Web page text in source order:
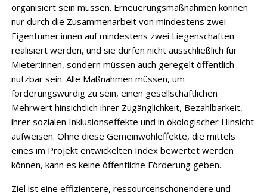
organisiert sein müssen. Erneuerungsmaßnahmen können
nur durch die Zusammenarbeit von mindestens zwei
Eigentümer:innen auf mindestens zwei Liegenschaften
realisiert werden, und sie dürfen nicht ausschließlich für
Mieter:innen, sondern müssen auch geregelt öffentlich
nutzbar sein. Alle Maßnahmen müssen, um
förderungswürdig zu sein, einen gesellschaftlichen
Mehrwert hinsichtlich ihrer Zugänglichkeit, Bezahlbarkeit,
ihrer sozialen Inklusionseffekte und in ökologischer Hinsicht
aufweisen. Ohne diese Gemeinwohleffekte, die mittels
eines im Projekt entwickelten Index bewertet werden
können, kann es keine öffentliche Förderung geben.
Ziel ist eine effizientere, ressourcenschonendere und